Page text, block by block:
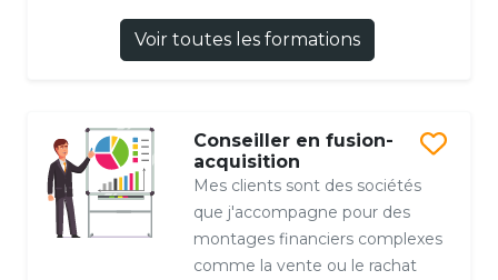
Voir toutes les formations
Conseiller en fusion-
acquisition
Mes clients sont des sociétés
que j'accompagne pour des
montages financiers complexes
comme la vente ou le rachat